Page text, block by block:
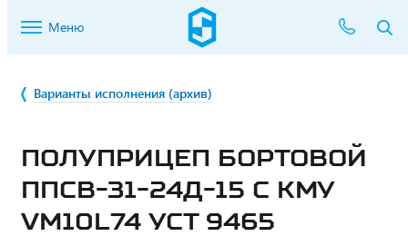
Меню
Варианты исполнения (архив)
ПОЛУПРИЦЕП БОРТОВОЙ
ППСВ-31-24Д-15 С КМУ
VM10L74 УСТ 9465